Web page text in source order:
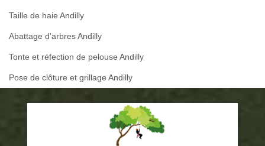
Taille de haie Andilly
Abattage d'arbres Andilly
Tonte et réfection de pelouse Andilly
Pose de clôture et grillage Andilly